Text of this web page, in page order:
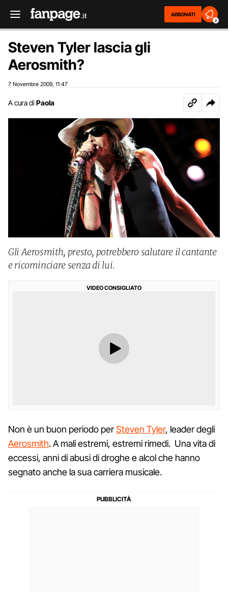
ABBONATI
2
Steven Tyler lascia gli
Aerosmith?
7 Novembre 2009 11:47
A cura di Paola
Gli Aerosmith, presto, potrebbero salutare il cantante
e ricominciare senza di lui.
VIDEO CONSIGLIATO
Non è un buon periodo perSteven Tyler, leader degli
Aerosmith. A mali estremi, estremi rimedi. Una vita di
eccessi, anni di abusi di droghe e alcol che hanno
segnato anche la sua carriera musicale.